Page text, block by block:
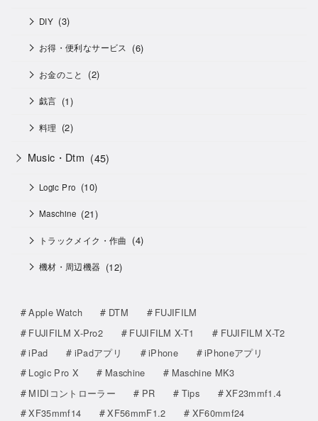
DIY (3)
お得・便利なサービス (6)
お金のこと (2)
戯言 (1)
料理 (2)
Music・Dtm (45)
Logic Pro (10)
Maschine (21)
トラックメイク・作曲 (4)
機材・周辺機器 (12)
Apple Watch DTM
FUJIFILM
FUJIFILM X-Pro2
FUJIFILM X-T1
FUJIFILM X-T2
iPad
iPadアプリ iPhone
iPhoneアプリ
Logic Pro X
Maschine
Maschine MK3
MIDIコントローラー
PR Tips
XF23mmf1.4
XF35mmf14
XF56mmF1.2
XF60mmf24